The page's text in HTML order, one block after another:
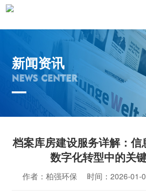
新闻资讯
NEWS CENTER
档案库房建设服务详解：信
数字化转型中的关
作者：柏强环保 时间：2026-